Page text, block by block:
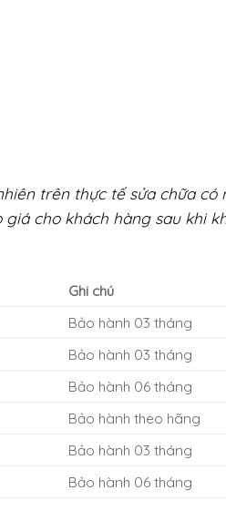
trên thực tế sửa chữa có
cho khách hàng sau khi
Ghi chú
Bảo hành 03 tháng
Bảo hành 03 tháng
Bảo hành 06 tháng
Bảo hành theo hãng
Bảo hành 03 tháng
Bảo hành 06 tháng